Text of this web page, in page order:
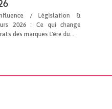
/ Législation &
2026 : Ce qui change
des marques L'ère du...